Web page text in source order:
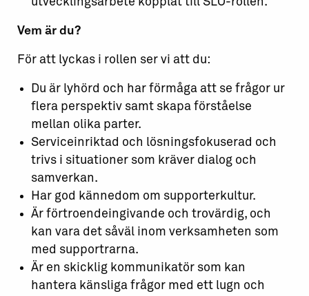
Vem är du?
För att lyckas i rollen ser vi att du:
Du är lyhörd och har förmåga att se frågor ur
flera perspektiv samt skapa förståelse
mellan olika parter.
Serviceinriktad och lösningsfokuserad och
trivs i situationer som kräver dialog och
samverkan.
Har god kännedom om supporterkultur.
Är förtroendeingivande och trovärdig, och
kan vara det såväl inom verksamheten som
med supportrarna.
Är en skicklig kommunikatör som kan
hantera känsliga frågor med ett lugn och